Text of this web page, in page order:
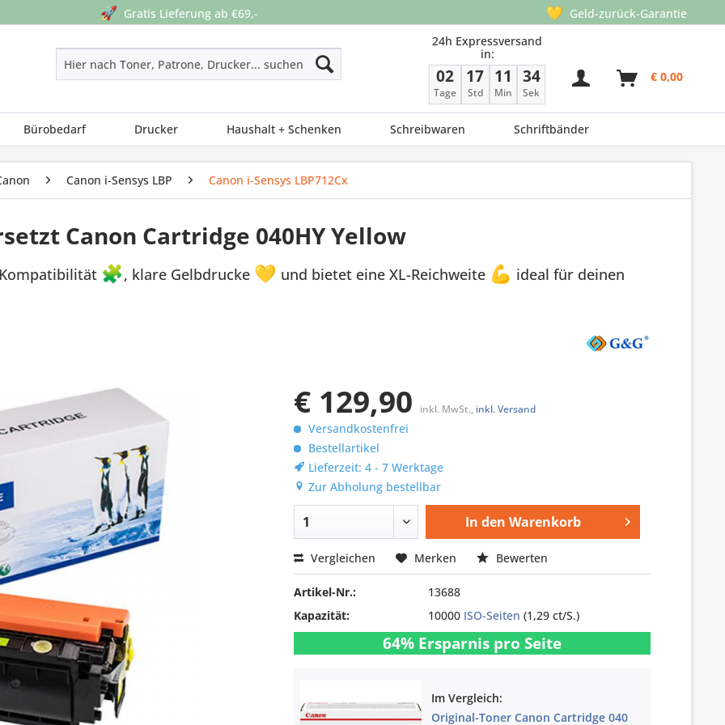
🚀 Gratis Lieferung ab €69,- 💛 Geld-zurück-Garantie
24h Expressversand
in:
02
Tage
17
Std
11
Min
34
Sek
€ 0,00
Bürobedarf Drucker Haushalt + Schenken Schreibwaren Schriftbänder
Canon i-Sensys LBP Canon i-Sensys LBP712Cx
Canon Cartridge 040HY Yellow
🧩, klare Gelbdrucke 💛 und bietet eine XL-Reichweite 💪 ideal für deinen
€ 129,90 inkl. MwSt., inkl. Versand
Versandkostenfrei
Bestellartikel
Lieferzeit: 4 - 7 Werktage
Zur Abholung bestellbar
In den Warenkorb
Vergleichen Merken Bewerten
Artikel-Nr.:
13688
Kapazität:
10000 ISO-Seiten (1,29 ct/S.)
64% Ersparnis pro Seite
Im Vergleich:
Original-Toner Canon Cartridge 040